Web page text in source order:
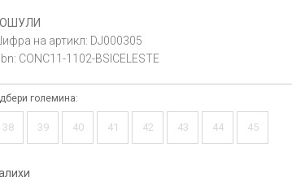
на артикл: DJ000305
CONC11-1102-BSICELESTE
големина:
38 39 40 41 42 43 44 45